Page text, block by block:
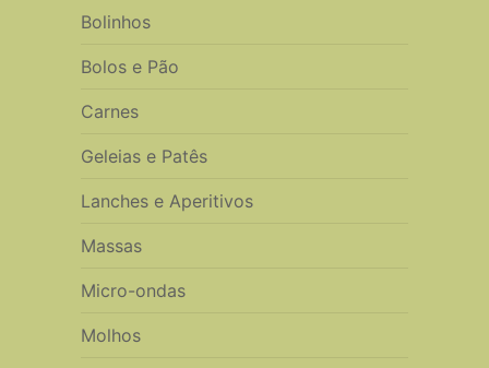
Bolinhos
Bolos e Pão
Carnes
Geleias e Patês
Lanches e Aperitivos
Massas
Micro-ondas
Molhos